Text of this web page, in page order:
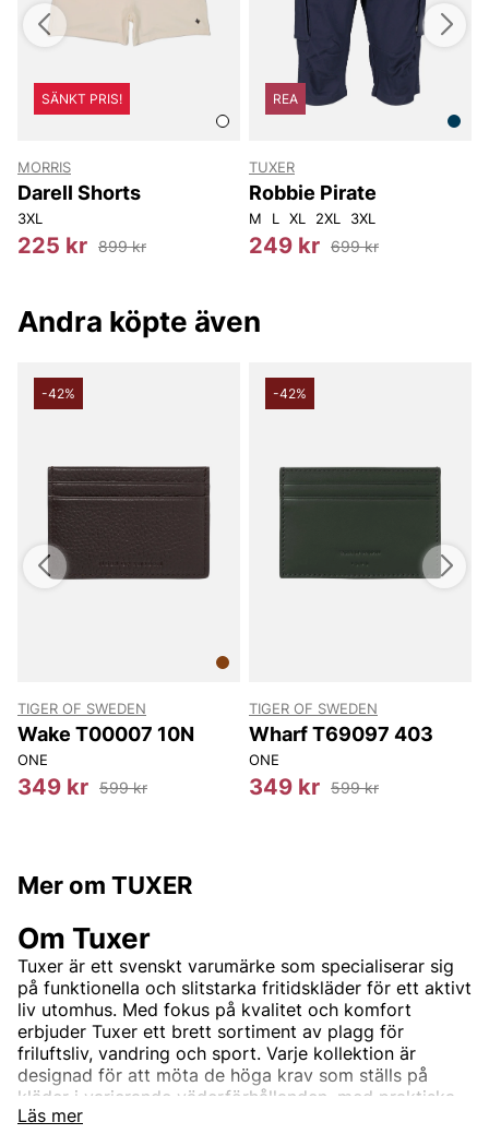
SÄNKT PRIS!
MORRIS
Darell Shorts
3XL
225 kr 899 kr
REA
TUXER
Robbie Pirate
M L XL 2XL 3XL
249 kr 699 kr
Andra köpte även
-42%
TIGER OF SWEDEN
Wake T00007 10N
ONE
349 kr 599 kr
-42%
TIGER OF SWEDEN
Wharf T69097 403
ONE
349 kr 599 kr
Mer om TUXER
Läs mer
Om Tuxer
Tuxer är ett svenskt varumärke som specialiserar sig
på funktionella och slitstarka fritidskläder för ett aktivt
liv utomhus. Med fokus på kvalitet och komfort
erbjuder Tuxer ett brett sortiment av plagg för
friluftsliv, vandring och sport. Varje kollektion är
designad för att möta de höga krav som ställs på
kläder i varierande väderförhållanden, med praktiska
detaljer och hållbara material som gör aktiviteterna